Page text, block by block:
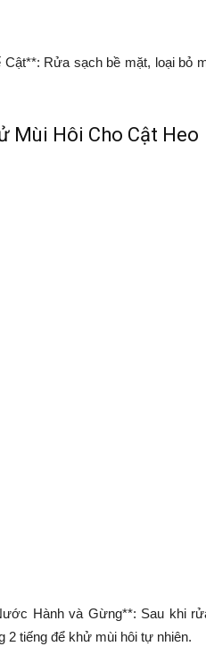
Cật**: Rửa sạch bề mặt, loại bỏ
Mùi Hôi Cho Cật Heo
Hành và Gừng**: Sau khi
2 tiếng để khử mùi hôi tự nhiên.